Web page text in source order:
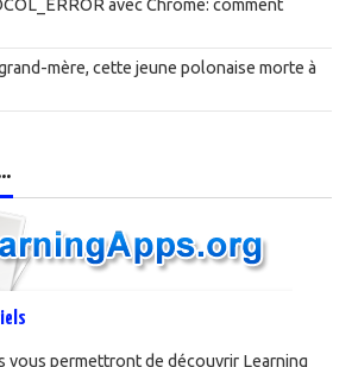
avec Chrome: comment
mère, cette jeune polonaise morte à
vous permettront de découvrir Learning